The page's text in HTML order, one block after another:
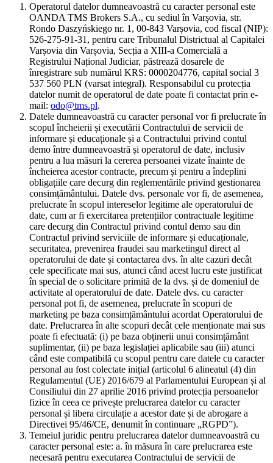
Operatorul datelor dumneavoastră cu caracter personal este
OANDA TMS Brokers S.A., cu sediul în Varșovia, str.
Rondo Daszyńskiego nr. 1, 00-843 Varșovia, cod fiscal (NIP):
526-275-91-31, pentru care Tribunalul Districtual al Capitalei
Varșovia din Varșovia, Secția a XIII-a Comercială a
Registrului Național Judiciar, păstrează dosarele de
înregistrare sub numărul KRS: 0000204776, capital social 3
537 560 PLN (varsat integral). Responsabilul cu protecția
datelor numit de operatorul de date poate fi contactat prin e-
mail: odo@tms.pl.
Datele dumneavoastră cu caracter personal vor fi prelucrate în
scopul încheierii și executării Contractului de servicii de
informare și educaționale și a Contractului privind contul
demo între dumneavoastră și operatorul de date, inclusiv
pentru a lua măsuri la cererea persoanei vizate înainte de
încheierea acestor contracte, precum și pentru a îndeplini
obligațiile care decurg din reglementările privind gestionarea
consimțământului. Datele dvs. personale vor fi, de asemenea,
prelucrate în scopul intereselor legitime ale operatorului de
date, cum ar fi exercitarea pretențiilor contractuale legitime
care decurg din Contractul privind contul demo sau din
Contractul privind serviciile de informare și educaționale,
securitatea, prevenirea fraudei sau marketingul direct al
operatorului de date și contactarea dvs. în alte cazuri decât
cele specificate mai sus, atunci când acest lucru este justificat
în special de o solicitare primită de la dvs. și de domeniul de
activitate al operatorului de date. Datele dvs. cu caracter
personal pot fi, de asemenea, prelucrate în scopuri de
marketing pe baza consimțământului acordat Operatorului de
date. Prelucrarea în alte scopuri decât cele menționate mai sus
poate fi efectuată: (i) pe baza obținerii unui consimțământ
suplimentar, (ii) pe baza legislației aplicabile sau (iii) atunci
când este compatibilă cu scopul pentru care datele cu caracter
personal au fost colectate inițial (articolul 6 alineatul (4) din
Regulamentul (UE) 2016/679 al Parlamentului European și al
Consiliului din 27 aprilie 2016 privind protecția persoanelor
fizice în ceea ce privește prelucrarea datelor cu caracter
personal și libera circulație a acestor date și de abrogare a
Directivei 95/46/CE, denumit în continuare „RGPD”).
Temeiul juridic pentru prelucrarea datelor dumneavoastră cu
caracter personal este: a. în măsura în care prelucrarea este
necesară pentru executarea Contractului de servicii de